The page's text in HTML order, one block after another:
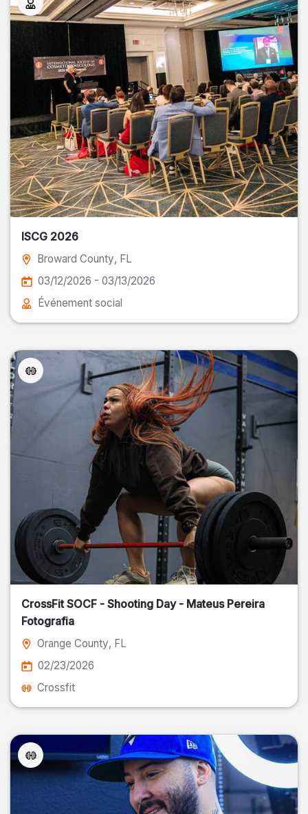
ISCG 2026
Broward County, FL
03/12/2026 - 03/13/2026
Événement social
CrossFit SOCF - Shooting Day - Mateus Pereira
Fotografia
Orange County, FL
02/23/2026
Crossfit